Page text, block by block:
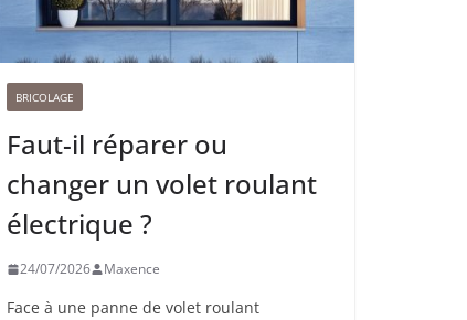
BRICOLAGE
Faut-il réparer ou
changer un volet roulant
électrique ?
24/07/2026 Maxence
Face à une panne de volet roulant